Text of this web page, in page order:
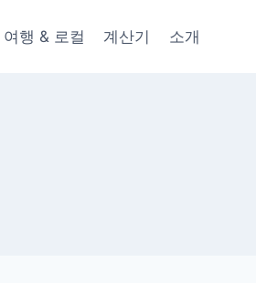
여행 & 로컬 계산기 소개